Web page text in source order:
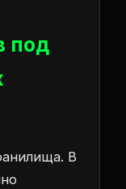
под
В